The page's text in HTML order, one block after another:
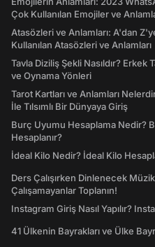
Çok Kullanılan Emojiler ve
Atasözleri ve Anlamları: A'dan
Kullanılan Atasözleri ve Anlamları
Tavla Diziliş Şekli Nasıldır? Erkek
ve Oynama Yönleri
Tarot Kartları ve Anlamları
İle Tılsımlı Bir Dünyaya Giriş
Burç Uyumu Hesaplama Nedir?
Hesaplanır?
İdeal Kilo Nedir? İdeal Kilo
Ders Çalışırken Dinlenecek
Çalışamayanlar Toplanın!
Instagram Giriş Nasıl Yapılır?
41 Ülkenin Bayrakları ve Ülke